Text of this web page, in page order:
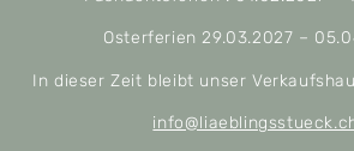
Osterferien 29.03.2027 –
In dieser Zeit bleibt unser